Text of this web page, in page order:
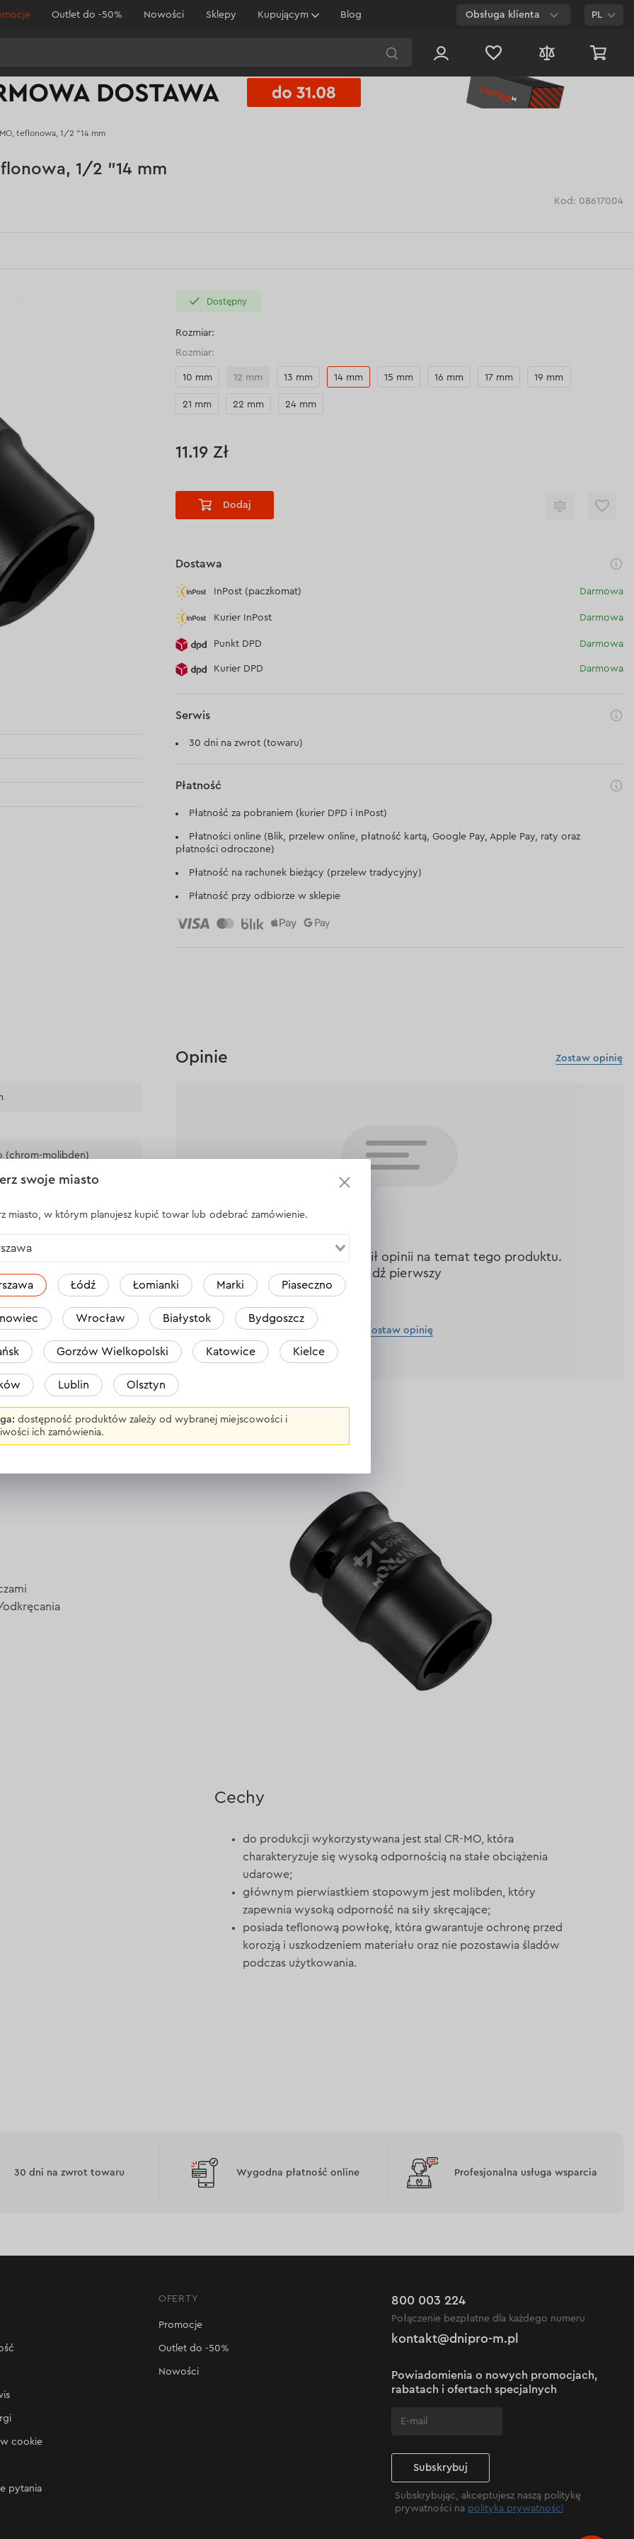
Outlet do -50% Nowości Sklepy Kupującym Blog Obsługa klienta
Czat na
stronie
PL
teflonowa, 1/2 "14 mm
1/2 "14 mm
Kod: 08617004
Dostępny
Rozmiar:
Rozmiar:
10 mm 12 mm 13 mm 14 mm 15 mm 16 mm 17 mm 19 mm
21 mm 22 mm 24 mm
11.19 Zł
Dodaj
Dostawa
InPost (paczkomat) Darmowa
Kurier InPost Darmowa
Punkt DPD Darmowa
Kurier DPD Darmowa
Serwis
30 dni na zwrot (towaru)
Płatność
Płatność za pobraniem (kurier DPD i InPost)
Płatności online (Blik, przelew online, płatność kartą, Google Pay, Apple Pay, raty oraz
płatności odroczone)
Płatność na rachunek bieżący (przelew tradycyjny)
Płatność przy odbiorze w sklepie
(chrom-molibden)
Zostaw opinię
Opinie
Nikt jeszcze nie zostawił opinii na temat tego produktu.
Bądź pierwszy
Zostaw opinię
teflonowa, 1/2 "14 mm
Cechy
do produkcji wykorzystywana jest stal CR-MO, która
charakteryzuje się wysoką odpornością na stałe obciążenia
udarowe;
głównym pierwiastkiem stopowym jest molibden, który
zapewnia wysoką odporność na siły skręcające;
posiada teflonową powłokę, która gwarantuje ochronę przed
korozją i uszkodzeniem materiału oraz nie pozostawia śladów
podczas użytkowania.
30 dni na zwrot towaru Wygodna płatność online Profesjonalna usługa wsparcia
cookie
pytania
OFERTY
Promocje
Outlet do -50%
Nowości
800 003 224
Połączenie bezpłatne dla każdego numeru
kontakt@dnipro-m.pl
Powiadomienia o nowych promocjach,
rabatach i ofertach specjalnych
Subskrybuj
Subskrybując, akceptujesz naszą politykę
prywatności na polityka prywatności
swoje miasto
miasto, w którym planujesz kupić towar lub odebrać zamówienie.
Łódź Łomianki Marki Piaseczno
Wrocław Białystok Bydgoszcz
Gorzów Wielkopolski Katowice Kielce
Lublin Olsztyn
dostępność produktów zależy od wybranej miejscowości i
ich zamówienia.